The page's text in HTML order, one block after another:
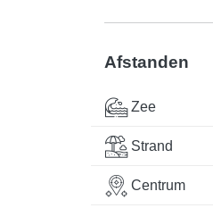
Afstanden
Zee
Strand
Centrum